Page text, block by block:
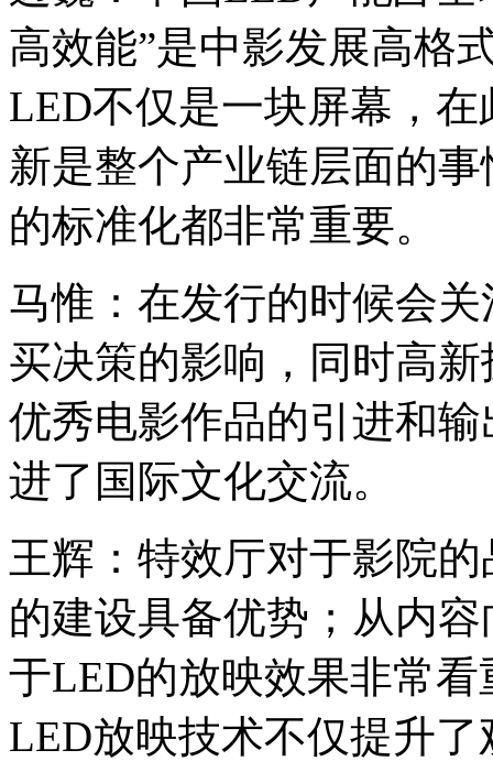
高效能”是中影发展高格
LED不仅是一块屏幕，
新是整个产业链层面的
的标准化都非常重要。
马惟：在发行的时候会
买决策的影响，同时高
优秀电影作品的引进和
进了国际文化交流。
王辉：特效厅对于影院
的建设具备优势；从内
于LED的放映效果非常
LED放映技术不仅提升